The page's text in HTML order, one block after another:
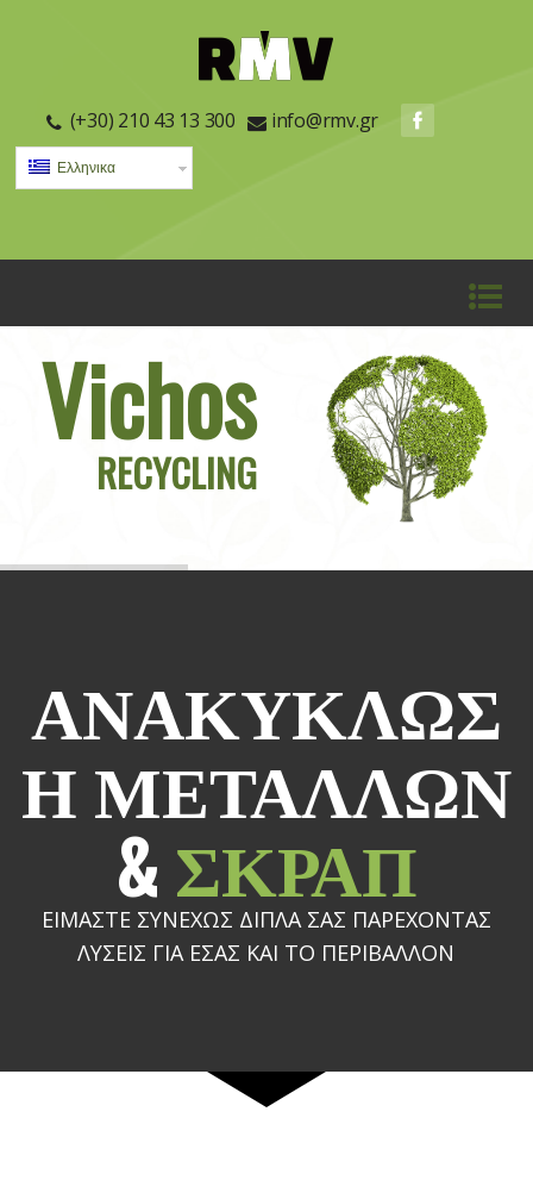
(+30) 210 43 13 300 info@rmv.gr
Ελληνικα
Vichos
RECYCLING
ΑΝΑΚΥΚΛΩΣ
Η ΜΕΤΑΛΛΩΝ
&ΣΚΡΑΠ
ΕΙΜΑΣΤΕ ΣΥΝΕΧΩΣ ΔΙΠΛΑ ΣΑΣ ΠΑΡΕΧΟΝΤΑΣ
ΛΥΣΕΙΣ ΓΙΑ ΕΣΑΣ ΚΑΙ ΤΟ ΠΕΡΙΒΑΛΛΟΝ